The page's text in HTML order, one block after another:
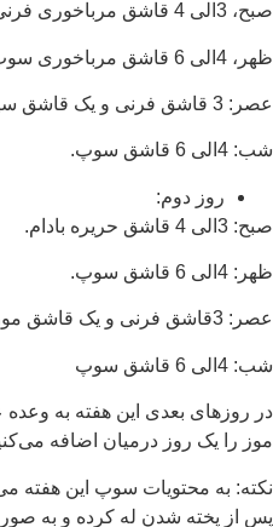
صبح، 3الی 4 قاشق مرباخوری فرنی.
ظهر، 4الی 6 قاشق مرباخوری سوپ.
عصر: 3 قاشق فرنی و یک قاشق سیب پخته له شده.
شب: 4الی 6 قاشق سوپ.
روز دوم:
صبح: 3الی 4 قاشق حریره بادام.
ظهر: 4الی 6 قاشق سوپ.
عصر: 3قاشق فرنی و یک قاشق موز پخته له شده.
شب: 4الی 6 قاشق سوپ
در روزهای بعدی این هفته به
موز را یک روز درمیان اضافه
نکته: به محتویات سوپ این هفته
پس از پخته شدن له کرده و به